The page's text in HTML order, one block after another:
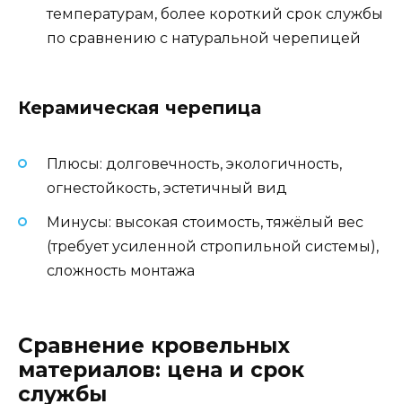
температурам, более короткий срок службы
по сравнению с натуральной черепицей
Керамическая черепица
Плюсы: долговечность, экологичность,
огнестойкость, эстетичный вид
Минусы: высокая стоимость, тяжёлый вес
(требует усиленной стропильной системы),
сложность монтажа
Сравнение кровельных
материалов: цена и срок
службы